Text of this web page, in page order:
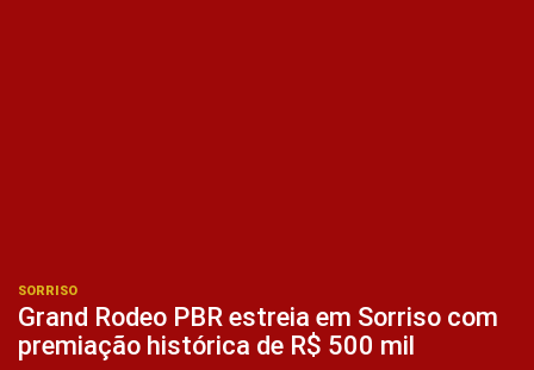
SORRISO
Grand Rodeo PBR estreia em Sorriso com
premiação histórica de R$ 500 mil